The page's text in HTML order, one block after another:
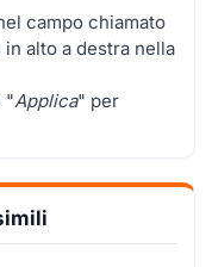
campo chiamato
alto a destra nella
"Applica" per